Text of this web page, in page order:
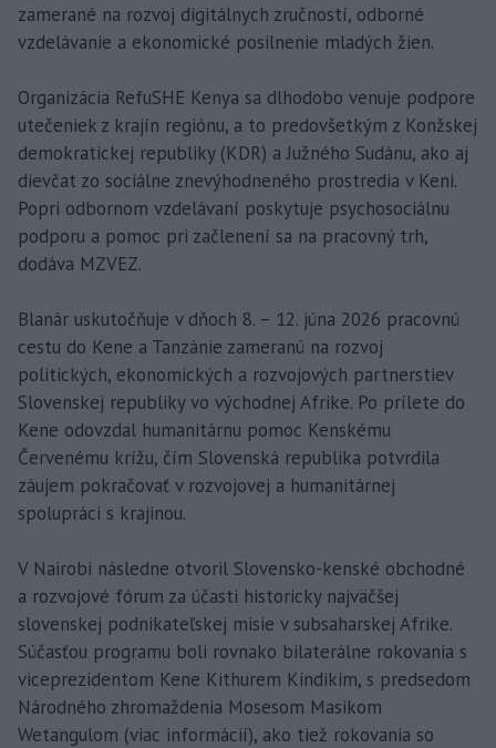
zamerané na rozvoj digitálnych zručností, odborné
vzdelávanie a ekonomické posilnenie mladých žien.
Organizácia RefuSHE Kenya sa dlhodobo venuje podpore
utečeniek z krajín regiónu, a to predovšetkým z Konžskej
demokratickej republiky (KDR) a Južného Sudánu, ako aj
dievčat zo sociálne znevýhodneného prostredia v Keni.
Popri odbornom vzdelávaní poskytuje psychosociálnu
podporu a pomoc pri začlenení sa na pracovný trh,
dodáva MZVEZ.
Blanár uskutočňuje v dňoch 8. – 12. júna 2026 pracovnú
cestu do Kene a Tanzánie zameranú na rozvoj
politických, ekonomických a rozvojových partnerstiev
Slovenskej republiky vo východnej Afrike. Po prílete do
Kene odovzdal humanitárnu pomoc Kenskému
Červenému krížu, čím Slovenská republika potvrdila
záujem pokračovať v rozvojovej a humanitárnej
spolupráci s krajinou.
V Nairobi následne otvoril Slovensko-kenské obchodné
a rozvojové fórum za účasti historicky najväčšej
slovenskej podnikateľskej misie v subsaharskej Afrike.
Súčasťou programu boli rovnako bilaterálne rokovania s
viceprezidentom Kene Kithurem Kindikim, s predsedom
Národného zhromaždenia Mosesom Masikom
Wetangulom (viac informácií), ako tiež rokovania so